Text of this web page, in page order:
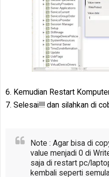
6. Kemudian Restart
7. Selesai!!! dan silahkan di
Note : Agar bisa di
value menjadi 0 di
saja di restart pc/
kembali seperti